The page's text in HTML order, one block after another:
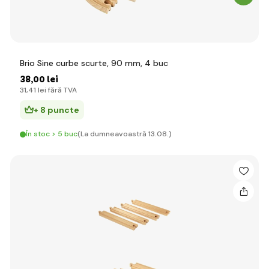
Brio Sine curbe scurte, 90 mm, 4 buc
38,00 lei
31,41 lei fără TVA
+ 8 puncte
În stoc > 5 buc(La dumneavoastră 13.08.)